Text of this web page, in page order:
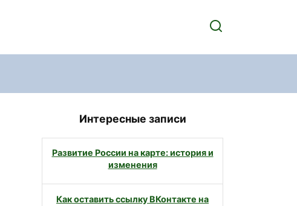
Интересные записи
Развитие России на карте: история и
изменения
Как оставить ссылку ВКонтакте на